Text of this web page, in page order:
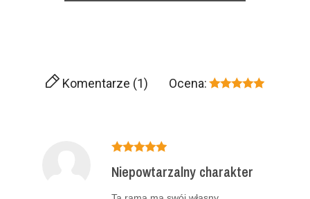
Komentarze (1) Ocena:
Niepowtarzalny charakter